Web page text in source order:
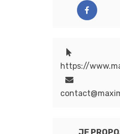
https://